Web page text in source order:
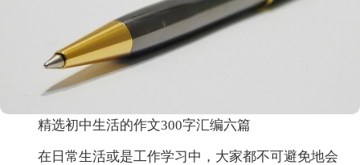
精选初中生活的作文300字汇编六篇
在日常生活或是工作学习中，大家都不可避免地会